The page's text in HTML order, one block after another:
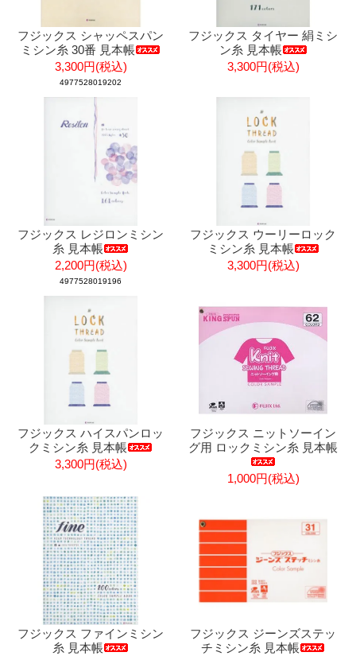
フジックス シャッペスパン
ミシン糸 30番 見本帳
3,300円(税込)
4977528019202
フジックス タイヤー 絹ミシ
ン糸 見本帳
3,300円(税込)
フジックス レジロンミシン
糸 見本帳
2,200円(税込)
4977528019196
フジックス ウーリーロック
ミシン糸 見本帳
3,300円(税込)
フジックス ハイスパンロッ
クミシン糸 見本帳
3,300円(税込)
フジックス ニットソーイン
グ用 ロックミシン糸 見本帳
1,000円(税込)
フジックス ファインミシン
糸 見本帳
フジックス ジーンズステッ
チミシン糸 見本帳